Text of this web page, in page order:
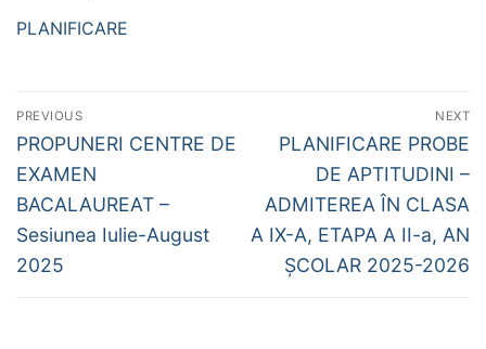
PLANIFICARE
Navigare
în
articole
PREVIOUS
Previous
post:
PROPUNERI CENTRE DE
EXAMEN
BACALAUREAT –
Sesiunea Iulie-August
2025
NEXT
Next
post:
PLANIFICARE PROBE
DE APTITUDINI –
ADMITEREA ÎN CLASA
A IX-A, ETAPA A II-a, AN
ȘCOLAR 2025-2026